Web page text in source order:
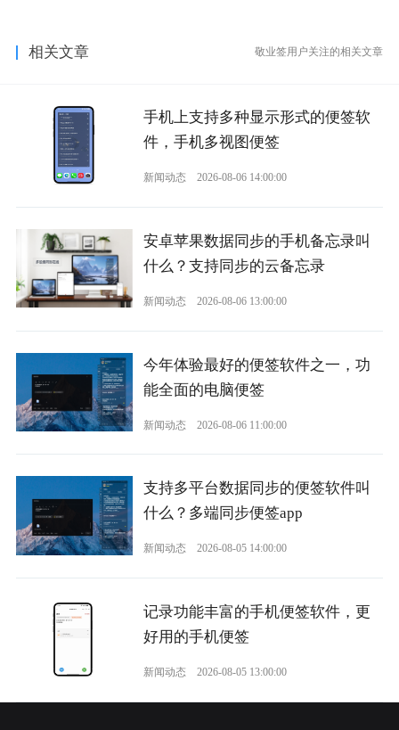
相关文章 敬业签用户关注的相关文章
手机上支持多种显示形式的便签软
件，手机多视图便签
新闻动态 2026-08-06 14:00:00
安卓苹果数据同步的手机备忘录叫
什么？支持同步的云备忘录
新闻动态 2026-08-06 13:00:00
今年体验最好的便签软件之一，功
能全面的电脑便签
新闻动态 2026-08-06 11:00:00
支持多平台数据同步的便签软件叫
什么？多端同步便签app
新闻动态 2026-08-05 14:00:00
记录功能丰富的手机便签软件，更
好用的手机便签
新闻动态 2026-08-05 13:00:00